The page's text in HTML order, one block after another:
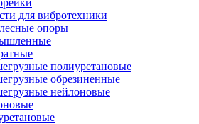
для вибротехники
опоры
полиуретановые
обрезиненные
нейлоновые